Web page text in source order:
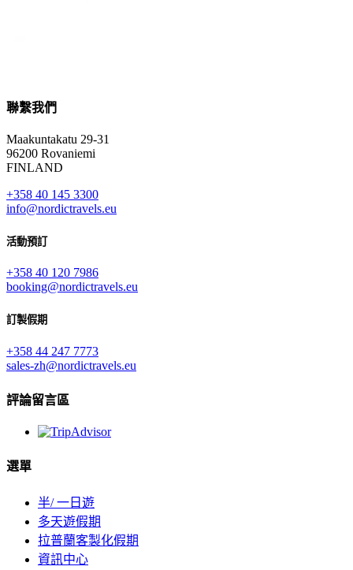
聯繫我們
Maakuntakatu 29-31
96200 Rovaniemi
FINLAND
+358 40 145 3300
info@nordictravels.eu
活動預訂
+358 40 120 7986
booking@nordictravels.eu
訂製假期
+358 44 247 7773
sales-zh@nordictravels.eu
評論留言區
選單
半/ 一日遊
多天遊假期
拉普蘭客製化假期
資訊中心